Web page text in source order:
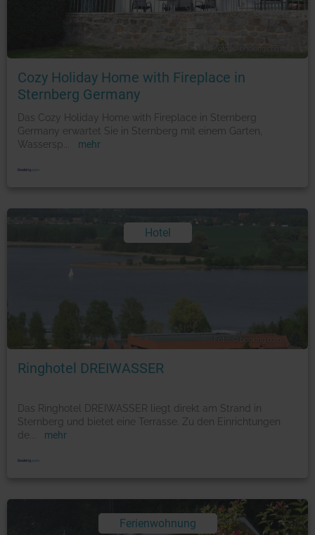
Foto: © booking.com
Cozy Holiday Home with Fireplace in
Sternberg Germany
Das Cozy Holiday Home with Fireplace in Sternberg
Germany erwartet Sie in Sternberg mit einem Garten,
Wassersp
mehr
Hotel
Foto: © booking.com
Ringhotel DREIWASSER
Das Ringhotel DREIWASSER liegt direkt am Strand in
Sternberg und bietet eine Terrasse. Zu den Einrichtungen
de
mehr
Ferienwohnung